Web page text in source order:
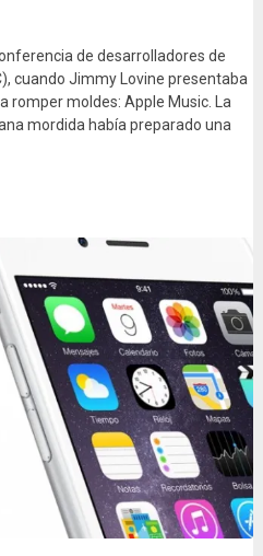
de desarrolladores de
cuando Jimmy Lovine presentaba
romper moldes: Apple Music. La
mordida había preparado una